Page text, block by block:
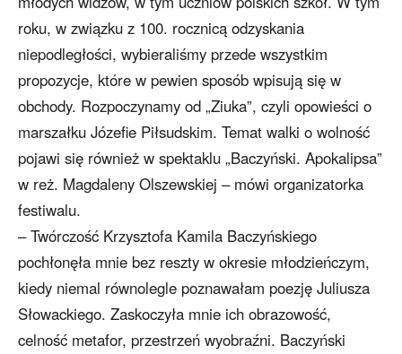
roku, w związku z 100. rocznicą odzyskania
niepodległości, wybieraliśmy przede wszystkim
propozycje, które w pewien sposób wpisują się w
obchody. Rozpoczynamy od „Ziuka”, czyli opowieści o
marszałku Józefie Piłsudskim. Temat walki o wolność
pojawi się również w spektaklu „Baczyński. Apokalipsa”
w reż. Magdaleny Olszewskiej – mówi organizatorka
festiwalu.
– Twórczość Krzysztofa Kamila Baczyńskiego
pochłonęła mnie bez reszty w okresie młodzieńczym,
kiedy niemal równolegle poznawałam poezję Juliusza
Słowackiego. Zaskoczyła mnie ich obrazowość,
celność metafor, przestrzeń wyobraźni. Baczyński